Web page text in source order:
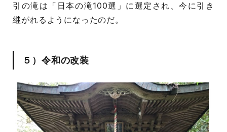
引の滝は「日本の滝100選」に選定され、今に引き
継がれるようになったのだ。
５）令和の改装